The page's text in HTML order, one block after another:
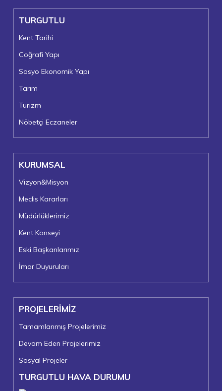
TURGUTLU
Kent Tarihi
Coğrafi Yapı
Sosyo Ekonomik Yapı
Tarım
Turizm
Nöbetçi Eczaneler
KURUMSAL
Vizyon&Misyon
Meclis Kararları
Müdürlüklerimiz
Kent Konseyi
Eski Başkanlarımız
İmar Duyuruları
PROJELERİMİZ
Tamamlanmış Projelerimiz
Devam Eden Projelerimiz
Sosyal Projeler
TURGUTLU HAVA DURUMU